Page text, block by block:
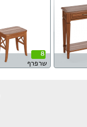
8
שרפרף